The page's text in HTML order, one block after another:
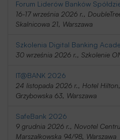
Forum Liderów Banków
16-17 września 2026 r.,
Skalnicowa 21, Warszawa
Szkolenia Digital Banking
30 września 2026 r., Szkolenie
IT@BANK 2026
24 listopada 2026 r., Hotel Hilton,
Grzybowska 63, Warszawa
SafeBank 2026
9 grudnia 2026 r., Novotel
Marszałkowska 94/98, Warszawa